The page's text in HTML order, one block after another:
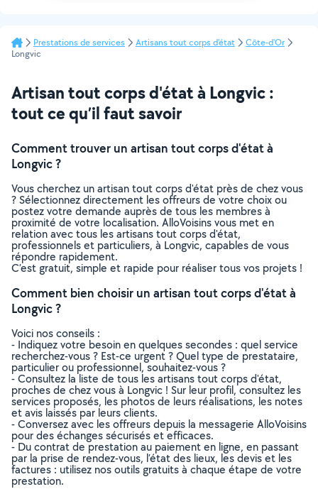
Prestations de services Artisans tout corps d'état
Côte-d'Or
Longvic
Artisan tout corps d'état à Longvic :
tout ce qu’il faut savoir
Comment trouver un artisan tout corps d'état à
Longvic ?
Vous cherchez un artisan tout corps d'état près de chez vous
? Sélectionnez directement les offreurs de votre choix ou
postez votre demande auprès de tous les membres à
proximité de votre localisation. AlloVoisins vous met en
relation avec tous les artisans tout corps d'état,
professionnels et particuliers, à Longvic, capables de vous
répondre rapidement.
C’est gratuit, simple et rapide pour réaliser tous vos projets !
Comment bien choisir un artisan tout corps d'état à
Longvic ?
Voici nos conseils :
- Indiquez votre besoin en quelques secondes : quel service
recherchez-vous ? Est-ce urgent ? Quel type de prestataire,
particulier ou professionnel, souhaitez-vous ?
- Consultez la liste de tous les artisans tout corps d'état,
proches de chez vous à Longvic ! Sur leur profil, consultez les
services proposés, les photos de leurs réalisations, les notes
et avis laissés par leurs clients.
- Conversez avec les offreurs depuis la messagerie AlloVoisins
pour des échanges sécurisés et efficaces.
- Du contrat de prestation au paiement en ligne, en passant
par la prise de rendez-vous, l’état des lieux, les devis et les
factures : utilisez nos outils gratuits à chaque étape de votre
prestation.